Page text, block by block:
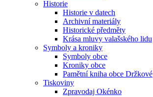
Historie
Historie v datech
Archivní materiály
Historické předměty
Krása mluvy valašského lidu
Symboly a kroniky
Symboly obce
Kroniky obce
Pamětní kniha obce Držkové
Tiskoviny
Zpravodaj Okénko